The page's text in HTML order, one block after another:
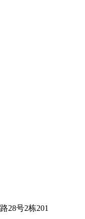
28号2栋201